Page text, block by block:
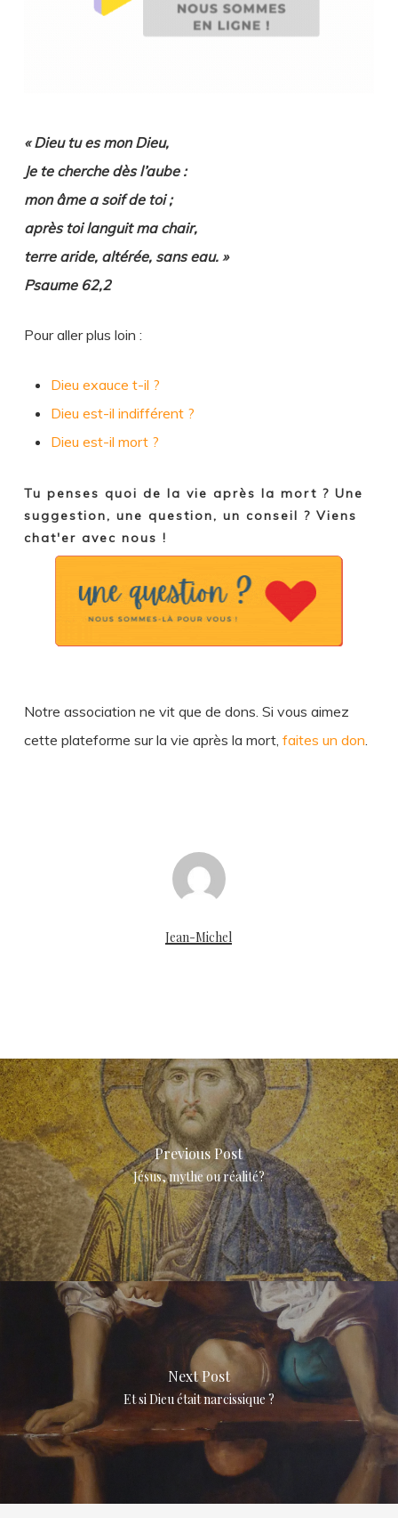
« Dieu tu es mon Dieu,
Je te cherche dès l’aube :
mon âme a soif de toi ;
après toi languit ma chair,
terre aride, altérée, sans eau. »
Psaume 62,2
Pour aller plus loin :
Dieu exauce t-il ?
Dieu est-il indifférent ?
Dieu est-il mort ?
Tu penses quoi de la vie après la mort ? Une
suggestion, une question, un conseil ? Viens
chat'er avec nous !
Notre association ne vit que de dons. Si vous aimez
cette plateforme sur la vie après la mort, faites un don.
Jean-Michel
Previous Post
Jésus, mythe ou réalité?
Next Post
Et si Dieu était narcissique ?